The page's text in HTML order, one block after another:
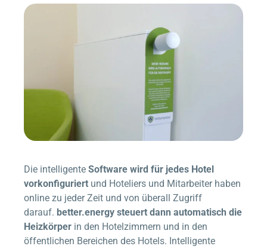
Die intelligente Software wird für jedes Hotel
vorkonfiguriert und Hoteliers und Mitarbeiter haben
online zu jeder Zeit und von überall Zugriff
darauf. better.energy steuert dann automatisch die
Heizkörper in den Hotelzimmern und in den
öffentlichen Bereichen des Hotels. Intelligente